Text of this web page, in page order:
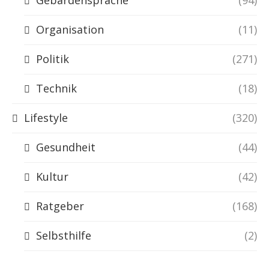
Organisation (11)
Politik (271)
Technik (18)
Lifestyle (320)
Gesundheit (44)
Kultur (42)
Ratgeber (168)
Selbsthilfe (2)